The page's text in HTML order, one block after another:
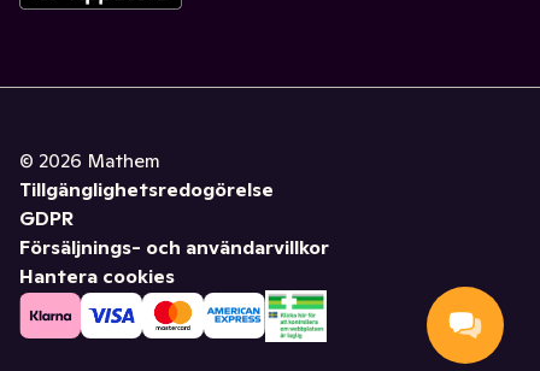
© 2026 Mathem
Tillgänglighetsredogörelse
GDPR
Försäljnings- och användarvillkor
Hantera cookies